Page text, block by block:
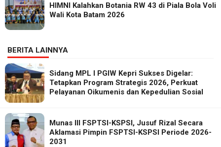
HIMNI Kalahkan Botania RW 43 di Piala Bola Voli
Wali Kota Batam 2026
BERITA LAINNYA
Sidang MPL I PGIW Kepri Sukses Digelar:
Tetapkan Program Strategis 2026, Perkuat
Pelayanan Oikumenis dan Kepedulian Sosial
Munas III FSPTSI-KSPSI, Jusuf Rizal Secara
Aklamasi Pimpin FSPTSI-KSPSI Periode 2026-
2031